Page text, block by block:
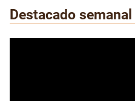
Destacado semanal